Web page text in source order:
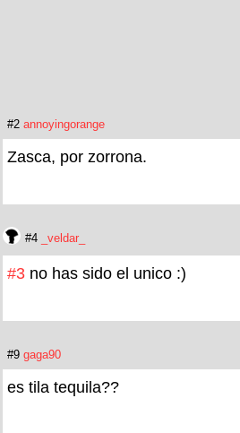
#2 annoyingorange
Zasca, por zorrona.
#4 _veldar_
#3 no has sido el unico :)
#9 gaga90
es tila tequila??